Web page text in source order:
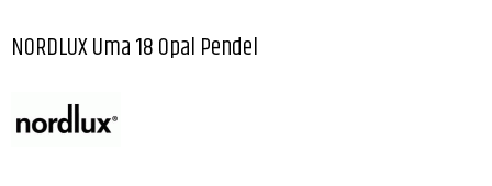
NORDLUX Uma 18 Opal Pendel